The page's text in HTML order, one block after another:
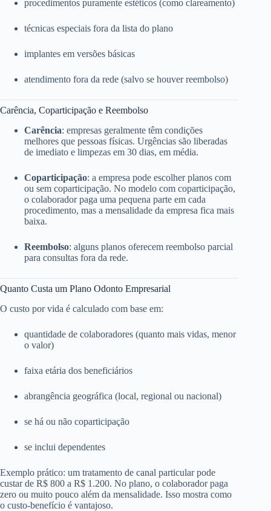
procedimentos puramente estéticos (como clareamento)
técnicas especiais fora da lista do plano
implantes em versões básicas
atendimento fora da rede (salvo se houver reembolso)
Carência, Coparticipação e Reembolso
Carência: empresas geralmente têm condições
melhores que pessoas físicas. Urgências são liberadas
de imediato e limpezas em 30 dias, em média.
Coparticipação: a empresa pode escolher planos com
ou sem coparticipação. No modelo com coparticipação,
o colaborador paga uma pequena parte em cada
procedimento, mas a mensalidade da empresa fica mais
baixa.
Reembolso: alguns planos oferecem reembolso parcial
para consultas fora da rede.
Quanto Custa um Plano Odonto Empresarial
O custo por vida é calculado com base em:
quantidade de colaboradores (quanto mais vidas, menor
o valor)
faixa etária dos beneficiários
abrangência geográfica (local, regional ou nacional)
se há ou não coparticipação
se inclui dependentes
Exemplo prático: um tratamento de canal particular pode
custar de R$ 800 a R$ 1.200. No plano, o colaborador paga
zero ou muito pouco além da mensalidade. Isso mostra como
o custo-benefício é vantajoso.